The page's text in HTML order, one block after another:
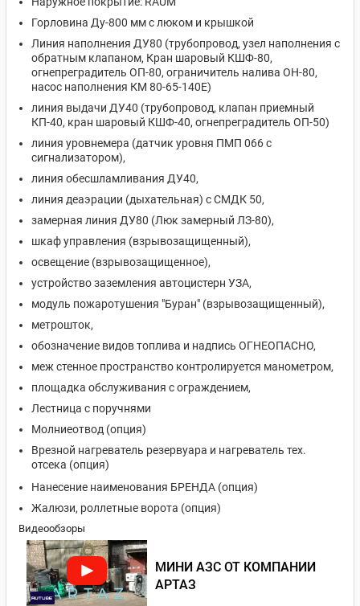
Горловина Ду-800 мм с люком и крышкой
Линия наполнения ДУ80 (трубопровод, узел наполнения с
обратным клапаном, Кран шаровый КШФ-80,
огнепреградитель ОП-80, ограничитель налива ОН-80,
насос наполнения КМ 80-65-140Е)
линия выдачи ДУ40 (трубопровод, клапан приемный
КП-40, кран шаровый КШФ-40, огнепреградитель ОП-50)
линия уровнемера (датчик уровня ПМП 066 с
сигнализатором),
линия обесшламливания ДУ40,
линия деаэрации (дыхательная) с СМДК 50,
замерная линия ДУ80 (Люк замерный ЛЗ-80),
шкаф управления (взрывозащищенный),
освещение (взрывозащищенное),
устройство заземления автоцистерн УЗА,
модуль пожаротушения "Буран" (взрывозащищенный),
метрошток,
обозначение видов топлива и надпись ОГНЕОПАСНО,
меж стенное пространство контролируется манометром,
площадка обслуживания с ограждением,
Лестница с поручнями
Молниеотвод (опция)
Врезной нагреватель резервуара и нагреватель тех.
отсека (опция)
Нанесение наименования БРЕНДА (опция)
Жалюзи, роллетные ворота (опция)
Видеообзоры
МИНИ АЗС ОТ КОМПАНИИ
АРТАЗ